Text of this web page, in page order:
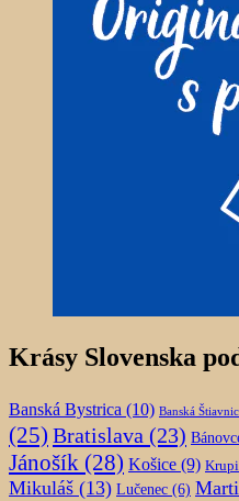
Krásy Slovenska
Banská Bystrica (10) Banská
(25) Bratislava (23)
Jánošík (28) Košice (9)
Mikuláš (13) Lučenec (6)